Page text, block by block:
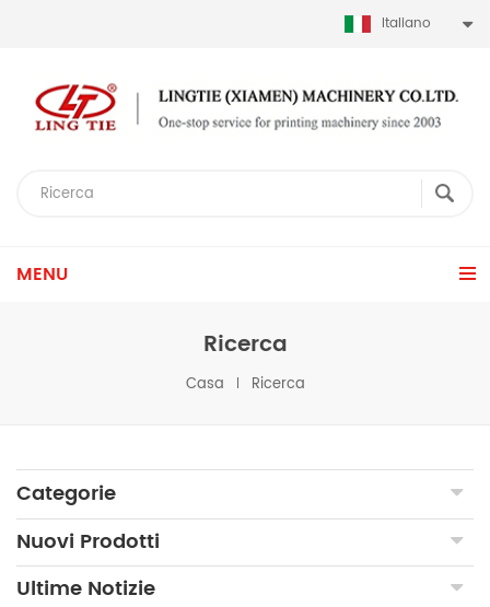
Italiano
MENU
Ricerca
Casa Ricerca
Categorie
Nuovi Prodotti
Ultime Notizie